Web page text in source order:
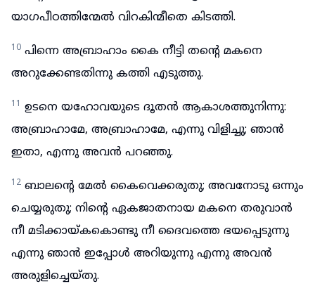
യാഗപീഠത്തിന്മേൽ വിറകിന്മീതെ കിടത്തി.
10 പിന്നെ അബ്രാഹാം കൈ നീട്ടി തന്റെ മകനെ
അറുക്കേണ്ടതിന്നു കത്തി എടുത്തു.
11 ഉടനെ യഹോവയുടെ ദൂതൻ ആകാശത്തുനിന്നു:
അബ്രാഹാമേ, അബ്രാഹാമേ, എന്നു വിളിച്ചു; ഞാൻ
ഇതാ, എന്നു അവൻ പറഞ്ഞു.
12 ബാലന്റെ മേൽ കൈവെക്കരുതു; അവനോടു ഒന്നും
ചെയ്യരുതു; നിന്റെ ഏകജാതനായ മകനെ തരുവാൻ
നീ മടിക്കായ്കകൊണ്ടു നീ ദൈവത്തെ ഭയപ്പെടുന്നു
എന്നു ഞാൻ ഇപ്പോൾ അറിയുന്നു എന്നു അവൻ
അരുളിച്ചെയ്തു.